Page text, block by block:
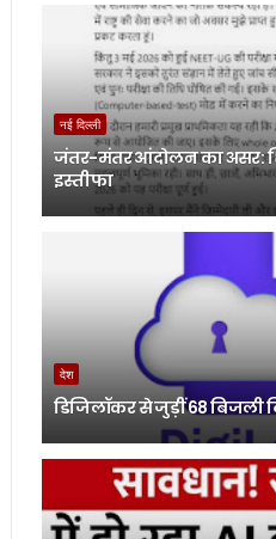
नई दिल्ली
जंतर-मंतर आंदोलन का असर:
इस्तीफा
देश
डिजिलॉकर से जुड़ीं 68 बिजली